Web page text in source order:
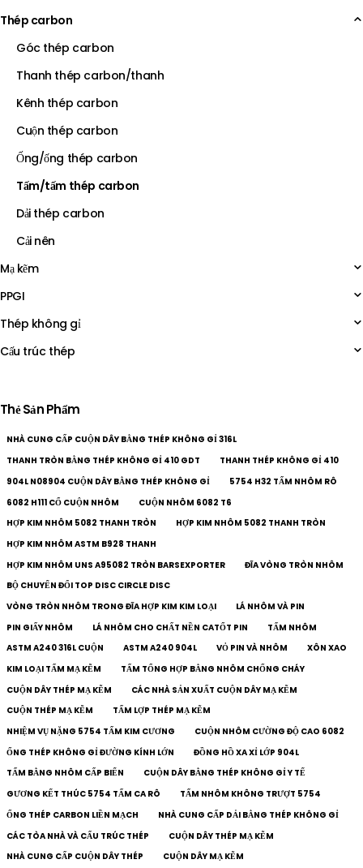
Thép carbon
Góc thép carbon
Thanh thép carbon/thanh
Kênh thép carbon
Cuộn thép carbon
Ống/ống thép carbon
Tấm/tấm thép carbon
Dải thép carbon
Cải nên
Mạ kẽm
PPGI
Thép không gỉ
Cấu trúc thép
Thẻ Sản Phẩm
NHÀ CUNG CẤP CUỘN DÂY BẰNG THÉP KHÔNG GỈ 316L
THANH TRÒN BẰNG THÉP KHÔNG GỈ 410 GDT
THANH THÉP KHÔNG GỈ 410
904L N08904 CUỘN DÂY BẰNG THÉP KHÔNG GỈ
5754 H32 TẤM NHÔM RÔ
6082 H111 CỔ CUỘN NHÔM
CUỘN NHÔM 6082 T6
HỢP KIM NHÔM 5082 THANH TRÒN
HỢP KIM NHÔM 5082 THANH TRÒN
HỢP KIM NHÔM ASTM B928 THANH
HỢP KIM NHÔM UNS A95082 TRÒN BARSEXPORTER
ĐĨA VÒNG TRÒN NHÔM
BỘ CHUYỂN ĐỔI TOP DISC CIRCLE DISC
VÒNG TRÒN NHÔM TRONG ĐĨA HỢP KIM KIM LOẠI
LÁ NHÔM VÀ PIN
PIN GIẤY NHÔM
LÁ NHÔM CHO CHẤT NỀN CATỐT PIN
TẤM NHÔM
ASTM A240 316L CUỘN
ASTM A240 904L VỎ PIN VÀ NHÔM
XÔN XAO
KIM LOẠI TẤM MẠ KẼM
TẤM TỔNG HỢP BẰNG NHÔM CHỐNG CHÁY
CUỘN DÂY THÉP MẠ KẼM
CÁC NHÀ SẢN XUẤT CUỘN DÂY MẠ KẼM
CUỘN THÉP MẠ KẼM
TẤM LỢP THÉP MẠ KẼM
NHIỆM VỤ NẶNG 5754 TẤM KIM CƯƠNG
CUỘN NHÔM CƯỜNG ĐỘ CAO 6082
ỐNG THÉP KHÔNG GỈ ĐƯỜNG KÍNH LỚN
ĐỒNG HỒ XA XỈ LỚP 904L
TẤM BẰNG NHÔM CẤP BIỂN
CUỘN DÂY BẰNG THÉP KHÔNG GỈ Y TẾ
GƯƠNG KẾT THÚC 5754 TẤM CA RÔ
TẤM NHÔM KHÔNG TRƯỢT 5754
ỐNG THÉP CARBON LIỀN MẠCH
NHÀ CUNG CẤP DẢI BẰNG THÉP KHÔNG GỈ
CÁC TÒA NHÀ VÀ CẤU TRÚC THÉP
CUỘN DÂY THÉP MẠ KẼM
NHÀ CUNG CẤP CUỘN DÂY THÉP
CUỘN DÂY MẠ KẼM